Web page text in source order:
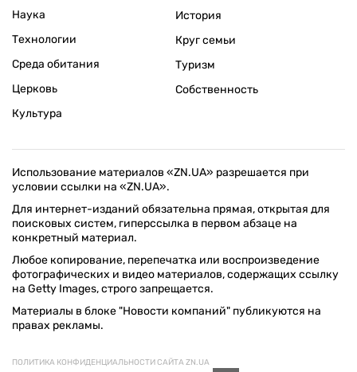
Наука
Технологии
Среда обитания
Церковь
Культура
История
Круг семьи
Туризм
Собственность
Использование материалов «ZN.UA» разрешается при
условии ссылки на «ZN.UA».
Для интернет-изданий обязательна прямая, открытая для
поисковых систем, гиперссылка в первом абзаце на
конкретный материал.
Любое копирование, перепечатка или воспроизведение
фотографических и видео материалов, содержащих ссылку
на Getty Images, строго запрещается.
Материалы в блоке "Новости компаний" публикуются на
правах рекламы.
ПОЛИТИКА КОНФИДЕНЦИАЛЬНОСТИ САЙТА ZN.UA